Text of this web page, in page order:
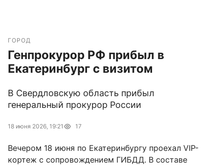
ГОРОД
Генпрокурор РФ прибыл в
Екатеринбург с визитом
В Свердловскую область прибыл
генеральный прокурор России
18 июня 2026, 19:21 17
Вечером 18 июня по Екатеринбургу проехал VIP-
кортеж с сопровождением ГИБДД. В составе